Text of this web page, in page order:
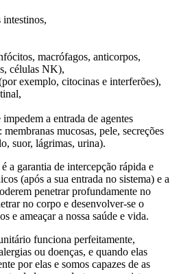
macrófagos, anticorpos,
células NK),
exemplo, citocinas e interferões),
a entrada de agentes
mucosas, pele, secreções
suor, lágrimas, urina).
a garantia de intercepção rápida e
(após a sua entrada no sistema) e a
penetrar profundamente no
no corpo e desenvolver-se o
e ameaçar a nossa saúde e vida.
funciona perfeitamente,
ou doenças, e quando elas
por elas e somos capazes de as